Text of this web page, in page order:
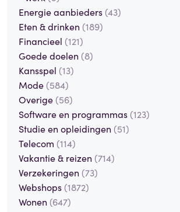
Energie aanbieders (43)
Eten & drinken (189)
Financieel (121)
Goede doelen (8)
Kansspel (13)
Mode (584)
Overige (56)
Software en programmas (123)
Studie en opleidingen (51)
Telecom (114)
Vakantie & reizen (714)
Verzekeringen (73)
Webshops (1872)
Wonen (647)